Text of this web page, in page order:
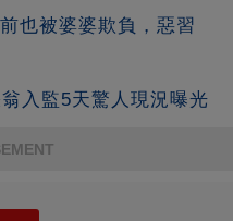
也被婆婆欺負，惡習
入監5天驚人現況曝光